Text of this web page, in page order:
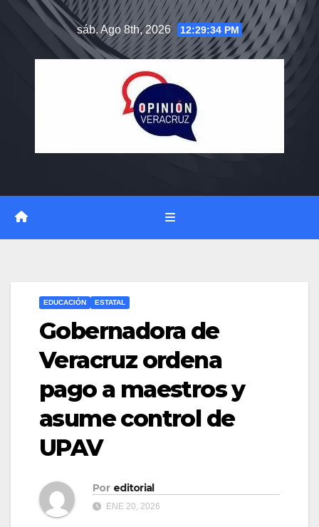
sáb. Ago 8th, 2026 12:29:35 PM
EDUCACIÓN ESTATAL
Gobernadora de
Veracruz ordena
pago a maestros y
asume control de
UPAV
Por editorial
ENE 20, 2026